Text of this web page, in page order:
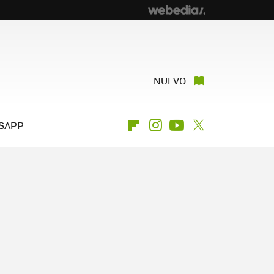
NUEVO
FlipboardInstagramYoutube